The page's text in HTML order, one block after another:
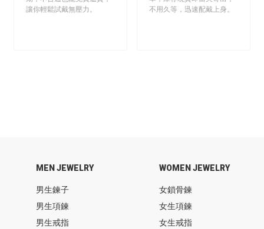
讓你輕鬆試戴無壓力。
不用久等，迅速配戴上身。
MEN JEWELRY
男生鍊子
男生項鍊
男生戒指
WOMEN JEWELRY
女鎖骨鍊
女生項鍊
女生戒指